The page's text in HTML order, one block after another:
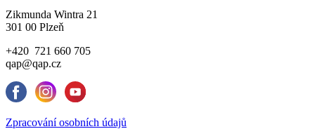
Zikmunda Wintra 21
301 00 Plzeň
+420 721 660 705
qap@qap.cz
Zpracování osobních údajů